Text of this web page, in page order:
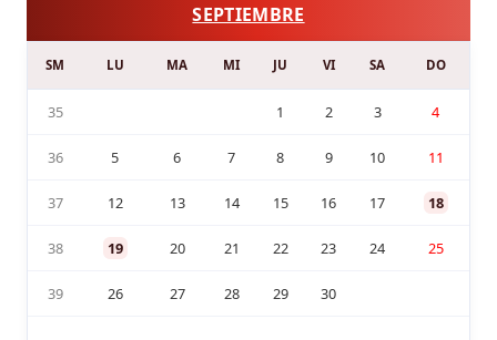
SEPTIEMBRE
SM LU MA MI JU VI SA DO
35 1 2 3 4
36 5 6 7 8 9 10 11
37 12 13 14 15 16 17 18
38 19 20 21 22 23 24 25
39 26 27 28 29 30